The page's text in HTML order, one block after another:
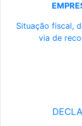
Situação fiscal,
via de